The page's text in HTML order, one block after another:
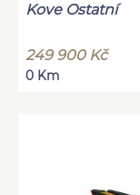
Kove Ostatní
249 900 Kč
0 Km